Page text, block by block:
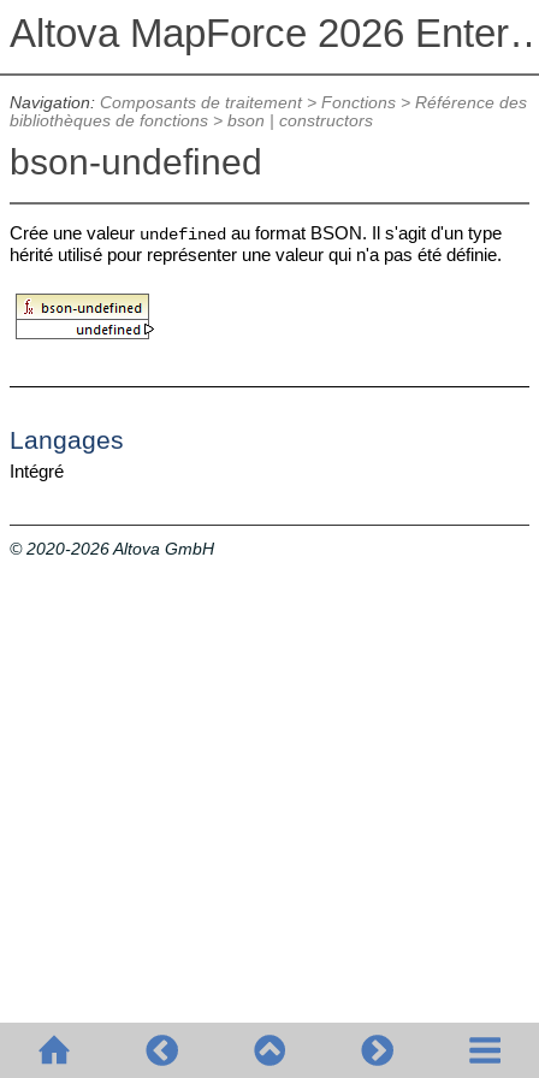
Altova MapForce 2026
Navigation: Composants de traitement> Fonctions> Référence des
bibliothèques de fonctions> bson | constructors
bson-undefined
Crée une valeur undefinedau format BSON. Il s'agit d'un type
hérité utilisé pour représenter une valeur qui n'a pas été définie.
Langages
Intégré
© 2020-2026 Altova GmbH